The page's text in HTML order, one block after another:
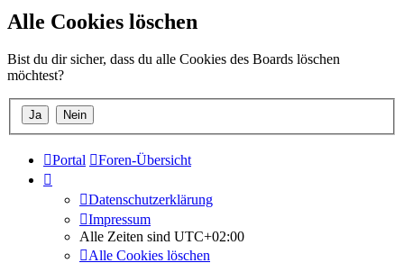
Alle Cookies löschen
Bist du dir sicher, dass du alle Cookies des Boards löschen
möchtest?
Portal Foren-Übersicht
Datenschutzerklärung
Impressum
Alle Zeiten sind UTC+02:00
Alle Cookies löschen